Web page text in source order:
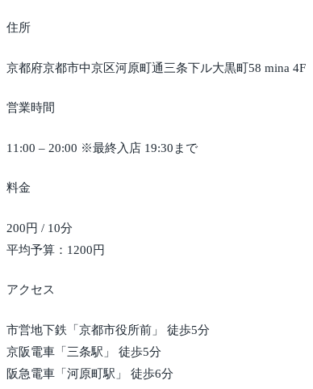
住所
京都府京都市中京区河原町通三条下ル大黒町58 mina 4F
営業時間
11:00 – 20:00 ※最終入店 19:30まで
料金
200円 / 10分
平均予算：1200円
アクセス
市営地下鉄「京都市役所前」 徒歩5分
京阪電車「三条駅」 徒歩5分
阪急電車「河原町駅」 徒歩6分